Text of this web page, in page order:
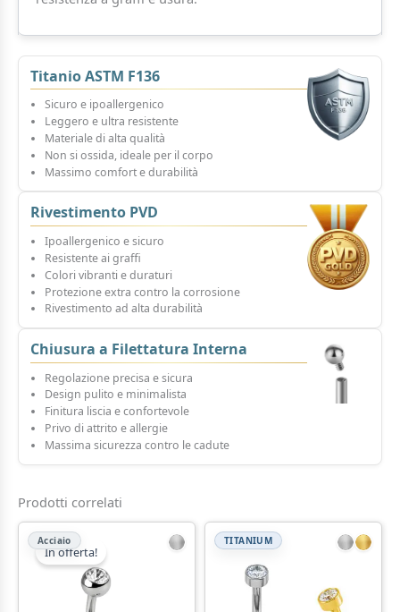
Titanio ASTM F136
Sicuro e ipoallergenico
Leggero e ultra resistente
Materiale di alta qualità
Non si ossida, ideale per il corpo
Massimo comfort e durabilità
Rivestimento PVD
Ipoallergenico e sicuro
Resistente ai graffi
Colori vibranti e duraturi
Protezione extra contro la corrosione
Rivestimento ad alta durabilità
Chiusura a Filettatura Interna
Regolazione precisa e sicura
Design pulito e minimalista
Finitura liscia e confortevole
Privo di attrito e allergie
Massima sicurezza contro le cadute
Prodotti correlati
In offerta!
Acciaio TITANIUM